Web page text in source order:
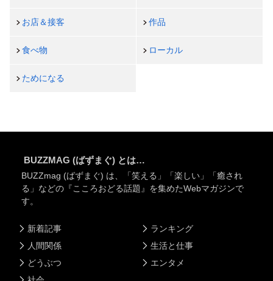
お店＆接客 作品
食べ物 ローカル
ためになる
BUZZMAG (ばずまぐ) とは…
BUZZmag (ばずまぐ) は、「笑える」「楽しい」「癒され
る」などの『こころおどる話題』を集めたWebマガジンで
す。
新着記事
人間関係
どうぶつ
ランキング
生活と仕事
エンタメ